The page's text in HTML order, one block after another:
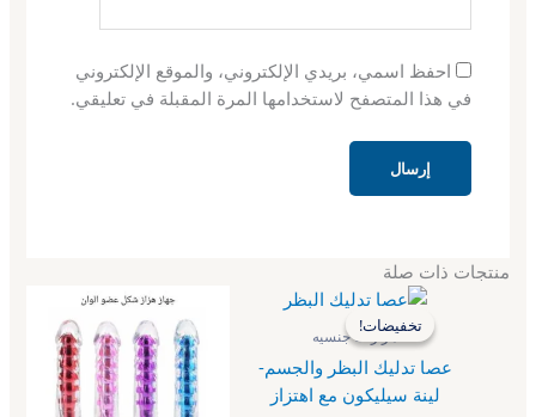
احفظ اسمي، بريدي الإلكتروني، والموقع الإلكتروني
في هذا المتصفح لاستخدامها المرة المقبلة في تعليقي.
منتجات ذات صلة
تخفيضات!
تخفيضات!
هزازات جنسيه
عصا تدليك البظر والجسم-
لينة سيليكون مع اهتزاز
السعر
الأصلي
هو:
ر.س750.00.